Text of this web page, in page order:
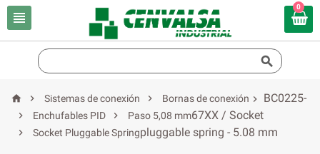

0

  Sistemas de conexión 
Bornas de conexión

Enchufables PID 
Paso 5,08 mm

Socket Pluggable Spring

BC0225-
67XX / Socket
pluggable spring - 5.08 mm